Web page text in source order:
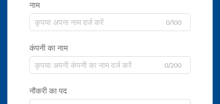
नाम
0/100
कंपनी का नाम
0/200
नौकरी का पद